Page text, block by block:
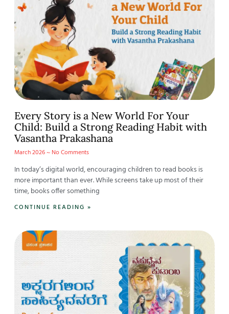
Every Story is a New World For Your
Child: Build a Strong Reading Habit with
Vasantha Prakashana
March 2026 No Comments
In today’s digital world, encouraging children to read books is
more important than ever. While screens take up most of their
time, books offer something
CONTINUE READING »